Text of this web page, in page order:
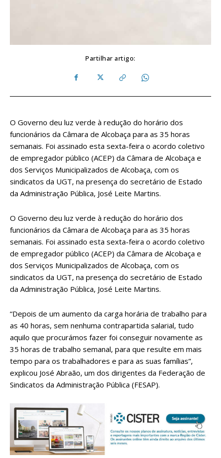
Partilhar artigo:
O Governo deu luz verde à redução do horário dos
funcionários da Câmara de Alcobaça para as 35 horas
semanais. Foi assinado esta sexta-feira o acordo coletivo
de empregador público (ACEP) da Câmara de Alcobaça e
dos Serviços Municipalizados de Alcobaça, com os
sindicatos da UGT, na presença do secretário de Estado
da Administração Pública, José Leite Martins.
O Governo deu luz verde à redução do horário dos
funcionários da Câmara de Alcobaça para as 35 horas
semanais. Foi assinado esta sexta-feira o acordo coletivo
de empregador público (ACEP) da Câmara de Alcobaça e
dos Serviços Municipalizados de Alcobaça, com os
sindicatos da UGT, na presença do secretário de Estado
da Administração Pública, José Leite Martins.
“Depois de um aumento da carga horária de trabalho para
as 40 horas, sem nenhuma contrapartida salarial, tudo
aquilo que procurámos fazer foi conseguir novamente as
35 horas de trabalho semanal, para que resulte em mais
tempo para os trabalhadores e para as suas famílias”,
explicou José Abraão, um dos dirigentes da Federação de
Sindicatos da Administração Pública (FESAP).